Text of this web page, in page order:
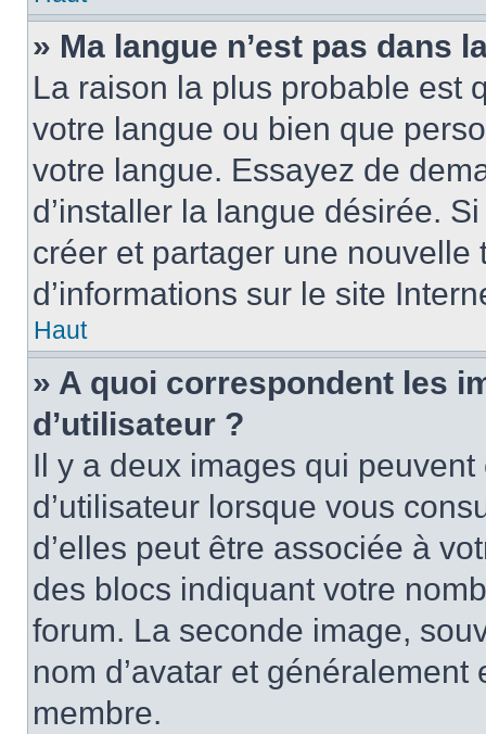
» Ma langue n’est pas dans
La raison la plus probable est
votre langue ou bien que
votre langue. Essayez de
d’installer la langue désirée.
créer et partager une
d’informations sur le site
Haut
» A quoi correspondent les
d’utilisateur ?
Il y a deux images qui
d’utilisateur lorsque vous
d’elles peut être associée à
des blocs indiquant votre
forum. La seconde image,
nom d’avatar et
membre.